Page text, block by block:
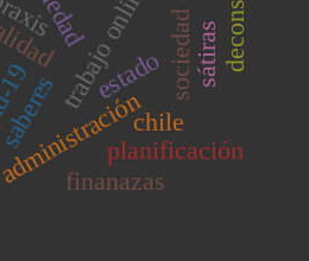
trabajo online
planificación
19 estado
finanazas
chile
sátiras